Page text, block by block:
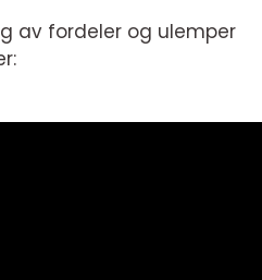
av fordeler og ulemper